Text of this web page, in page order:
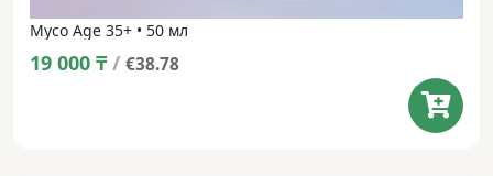
Myco Age 35+ • 50 мл
19 000 ₸ / €38.78